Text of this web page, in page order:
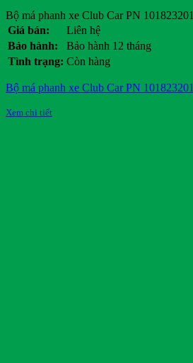
Bộ má phanh xe Club Car PN 101823201
Giá bán:
Liên hệ
Bảo hành:
Bảo hành 12 tháng
Tình trạng: Còn hàng
Bộ má phanh xe Club Car PN 101823201
Xem chi tiết